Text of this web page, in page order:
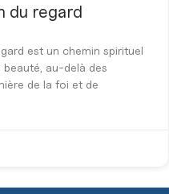
du regard
est un chemin spirituel
beauté, au-delà des
de la foi et de